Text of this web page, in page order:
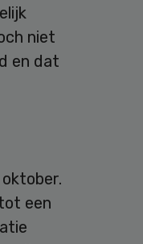
niet
en dat
een